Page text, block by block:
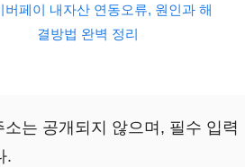
버페이 내자산 연동오류, 원인과 해
결방법 완벽 정리
는 공개되지 않으며, 필수 입력
.